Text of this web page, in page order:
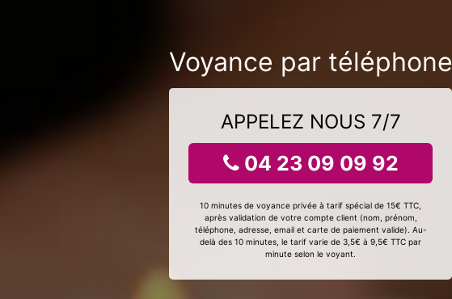
Voyance par téléphone
APPELEZ NOUS 7/7
04 23 09 09 92
10 minutes de voyance privée à tarif spécial de 15€ TTC,
après validation de votre compte client (nom, prénom,
téléphone, adresse, email et carte de paiement valide). Au-
delà des 10 minutes, le tarif varie de 3,5€ à 9,5€ TTC par
minute selon le voyant.